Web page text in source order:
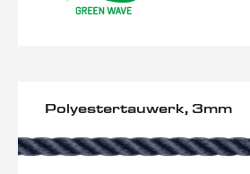
Polyestertauwerk, 3mm